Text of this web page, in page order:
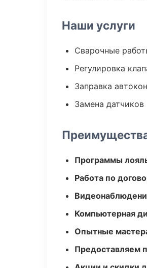
Наши услуги
Сварочные
Регулировка
Заправка
Замена датчиков
Программы
Работа по
Компьютерная
Опытные
Предоставляем